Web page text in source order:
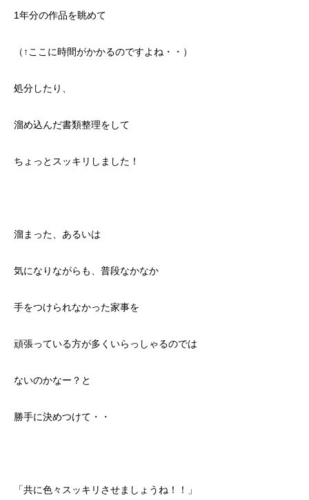
1年分の作品を眺めて
（↑ここに時間がかかるのですよね・・）
処分したり、
溜め込んだ書類整理をして
ちょっとスッキリしました！
溜まった、あるいは
気になりながらも、普段なかなか
手をつけられなかった家事を
頑張っている方が多くいらっしゃるのでは
ないのかなー？と
勝手に決めつけて・・
「共に色々スッキリさせましょうね！！」